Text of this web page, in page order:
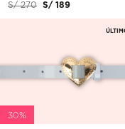
S/ 270
S/ 189
30%